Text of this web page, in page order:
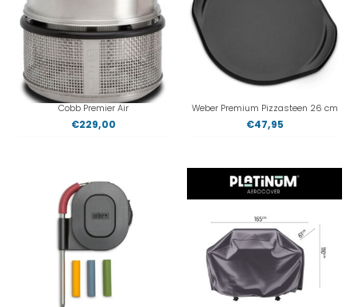
Cobb Premier Air
€229,00
Weber Premium Pizzasteen 26 cm
€47,95